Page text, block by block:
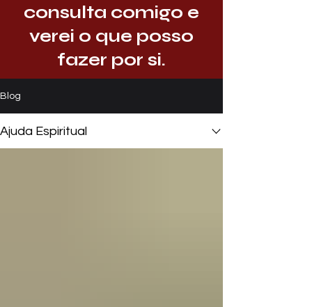
consulta comigo e
verei o que posso
fazer por si.
Blog
Ajuda Espiritual